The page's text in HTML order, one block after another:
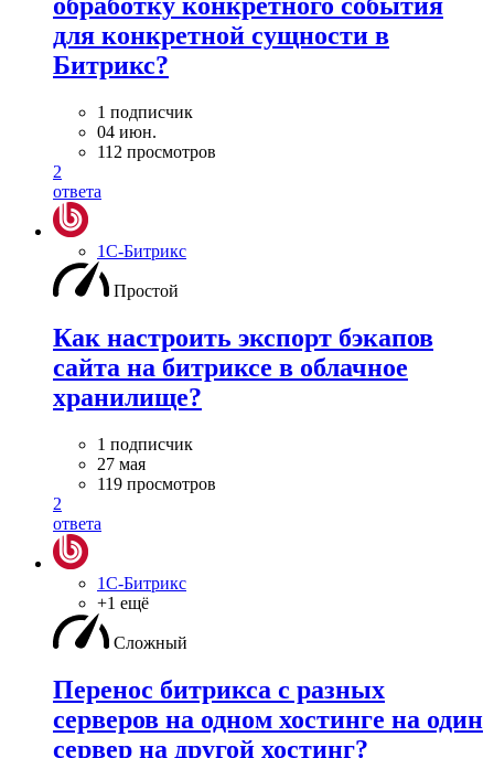
для конкретной сущности в
Битрикс?
1 подписчик
04 июн.
112 просмотров
2
ответа
1С-Битрикс
Простой
Как настроить экспорт бэкапов
сайта на битриксе в облачное
хранилище?
1 подписчик
27 мая
119 просмотров
2
ответа
1С-Битрикс
+1 ещё
Сложный
Перенос битрикса с разных
серверов на одном хостинге на один
сервер на другой хостинг?